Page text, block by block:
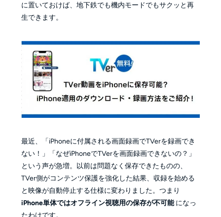
に置いておけば、地下鉄でも機内モードでもサクッと再
生できます。
最近、「iPhoneに付属される画面録画でTVerを録画でき
ない！」「なぜiPhoneでTVerを画面録画できないの？」
という声が急増。以前は問題なく保存できたものの、
TVer側がコンテンツ保護を強化した結果、収録を始める
と映像が自動停止する仕様に変わりました。つまり
iPhone単体ではオフライン視聴用の保存が不可能になっ
たわけです。